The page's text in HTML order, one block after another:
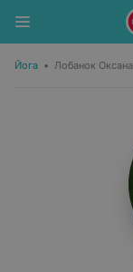
Йога • Лобанок Оксана